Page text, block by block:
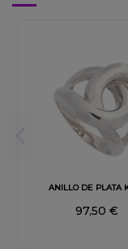
ANILLO DE PLATA
97,50 €